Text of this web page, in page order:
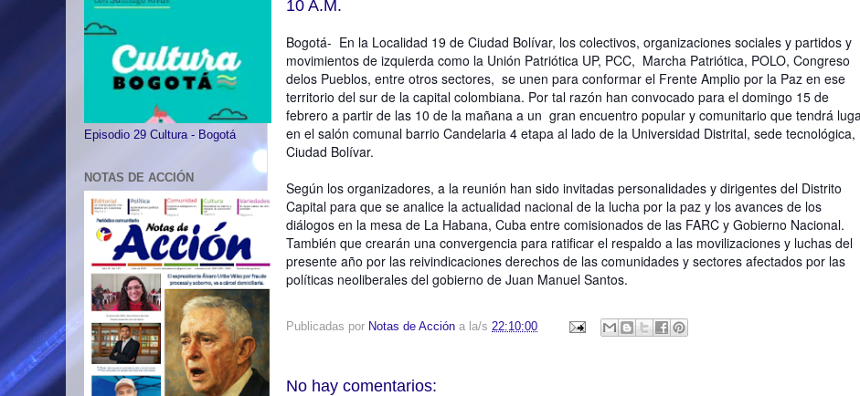
10 A.M.
Bogotá- En la Localidad 19 de Ciudad Bolívar, los colectivos, organizaciones sociales y partidos y
movimientos de izquierda como la Unión Patriótica UP, PCC, Marcha Patriótica, POLO, Congreso
delos Pueblos, entre otros sectores, se unen para conformar el Frente Amplio por la Paz en ese
territorio del sur de la capital colombiana. Por tal razón han convocado para el domingo 15 de
febrero a partir de las 10 de la mañana a un gran encuentro popular y comunitario que tendrá
en el salón comunal barrio Candelaria 4 etapa al lado de la Universidad Distrital, sede tecnológica,
Ciudad Bolívar.
Según los organizadores, a la reunión han sido invitadas personalidades y dirigentes del Distrito
Capital para que se analice la actualidad nacional de la lucha por la paz y los avances de los
diálogos en la mesa de La Habana, Cuba entre comisionados de las FARC y Gobierno Nacional.
También que crearán una convergencia para ratificar el respaldo a las movilizaciones y luchas del
presente año por las reivindicaciones derechos de las comunidades y sectores afectados por las
políticas neoliberales del gobierno de Juan Manuel Santos.
Publicadas por Notas de Acción a la/s 22:10:00
No hay comentarios:
Episodio 29 Cultura - Bogotá
NOTAS DE ACCIÓN